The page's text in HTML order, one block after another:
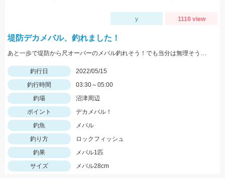
y 1110 view
堤防デカメバル、釣れました！
あと一歩で堤防から尺オーバーのメバル釣れそう！でも当分は無理そうです。
釣行日
2022/05/15
釣行時間
03:30～05:00
釣場
沼津周辺
ポイント
デカメバル！
釣魚
メバル
釣り方
ロックフィッシュ
釣果
メバル1匹
サイズ
メバル28cm